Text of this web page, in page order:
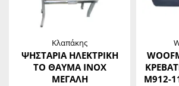
Κλαπάκης
ΨΗΣΤΑΡΙΑ ΗΛΕΚΤΡΙΚΗ
ΤΟ ΘΑΥΜΑ ΙΝΟΧ
ΜΕΓΑΛΗ
Μ912-